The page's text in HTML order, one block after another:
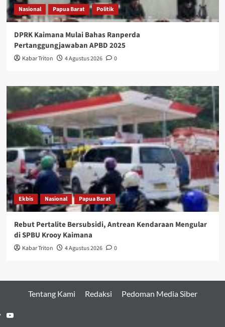
Nasional Papua Barat Politik
DPRK Kaimana Mulai Bahas Ranperda
Pertanggungjawaban APBD 2025
Kabar Triton 4 Agustus 2026 0
Ekbis Nasional Papua Barat
Rebut Pertalite Bersubsidi, Antrean Kendaraan Mengular
di SPBU Krooy Kaimana
Kabar Triton 4 Agustus 2026 0
Tentang Kami Redaksi Pedoman Media Siber
Youtube